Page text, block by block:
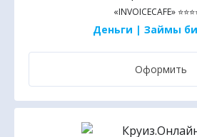
«INVOICECAFE»
Деньги | Займы
Оформить